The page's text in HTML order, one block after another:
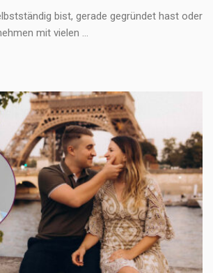
bist, gerade gegründet hast oder
mit vielen ...